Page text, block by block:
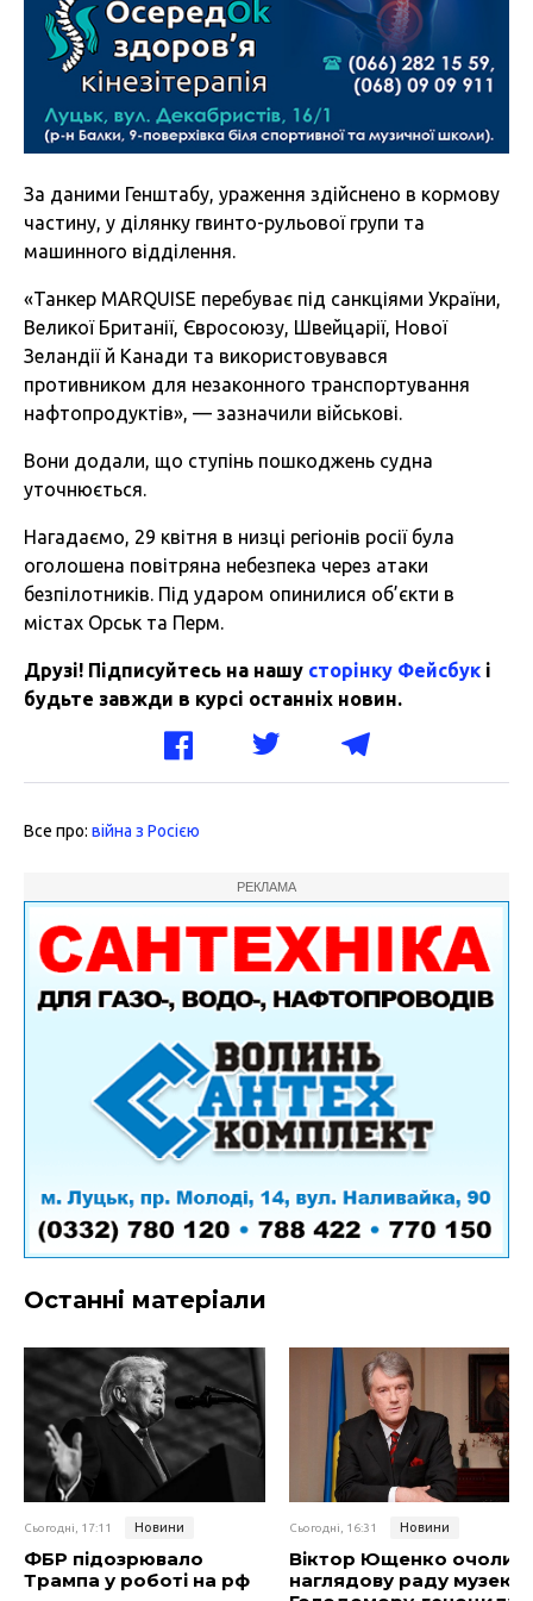
За даними Генштабу, ураження здійснено в кормову
частину, у ділянку гвинто-рульової групи та
машинного відділення.
«Танкер MARQUISE перебуває під санкціями України,
Великої Британії, Євросоюзу, Швейцарії, Нової
Зеландії й Канади та використовувався
противником для незаконного транспортування
нафтопродуктів», — зазначили військові.
Вони додали, що ступінь пошкоджень судна
уточнюється.
Нагадаємо, 29 квітня в низці регіонів росії була
оголошена повітряна небезпека через атаки
безпілотників. Під ударом опинилися об’єкти в
містах Орськ та Перм.
Друзі! Підписуйтесь на нашу сторінку Фейсбук і
будьте завжди в курсі останніх новин.
Все про: війна з Росією
РЕКЛАМА
Останні матеріали
Сьогодні, 17:11 Новини
ФБР підозрювало
Трампа у роботі на рф
Сьогодні, 16:31 Новини
Віктор Ющенко очолив
наглядову раду музею